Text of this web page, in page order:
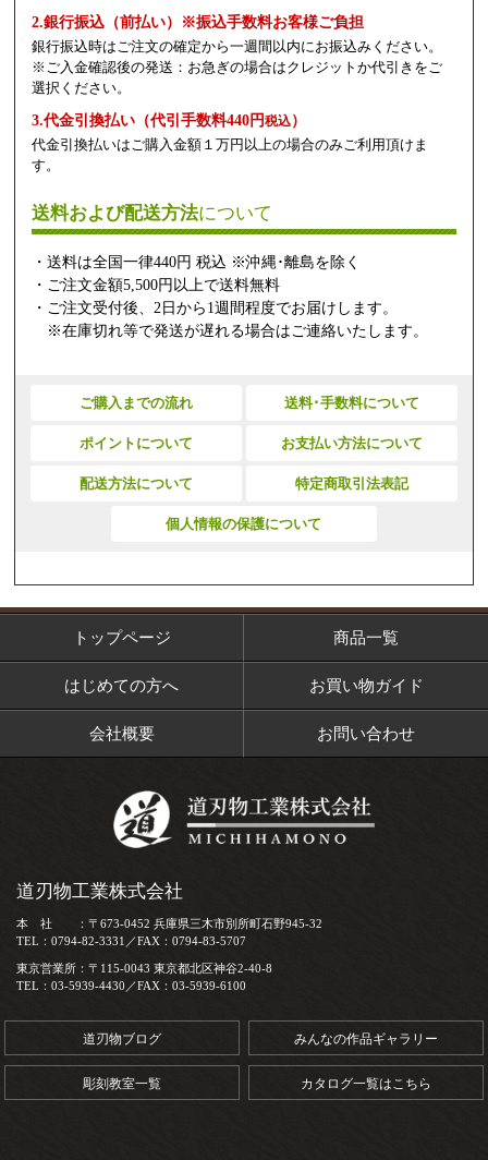
2.銀行振込（前払い）※振込手数料お客様ご負担
銀行振込時はご注文の確定から一週間以内にお振込みください。
※ご入金確認後の発送：お急ぎの場合はクレジットか代引きをご
選択ください。
3.代金引換払い（代引手数料440円税込）
代金引換払いはご購入金額１万円以上の場合のみご利用頂けま
す。
送料および配送方法について
・送料は全国一律440円 税込 ※沖縄･離島を除く
・ご注文金額5,500円以上で送料無料
・ご注文受付後、2日から1週間程度でお届けします。
※在庫切れ等で発送が遅れる場合はご連絡いたします。
ご購入までの流れ 送料･手数料について
ポイントについて お支払い方法について
配送方法について 特定商取引法表記
個人情報の保護について
トップページ 商品一覧
はじめての方へ お買い物ガイド
会社概要 お問い合わせ
道刃物工業株式会社
本 社 ：〒673-0452 兵庫県三木市別所町石野945-32
TEL：0794-82-3331／FAX：0794-83-5707
東京営業所：〒115-0043 東京都北区神谷2-40-8
TEL：03-5939-4430／FAX：03-5939-6100
道刃物ブログ みんなの作品ギャラリー
彫刻教室一覧 カタログ一覧はこちら